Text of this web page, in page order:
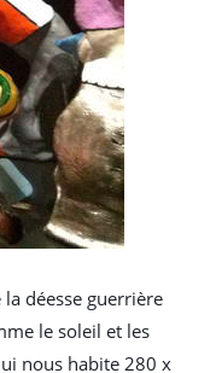
déesse guerrière
le soleil et les
nous habite 280 x